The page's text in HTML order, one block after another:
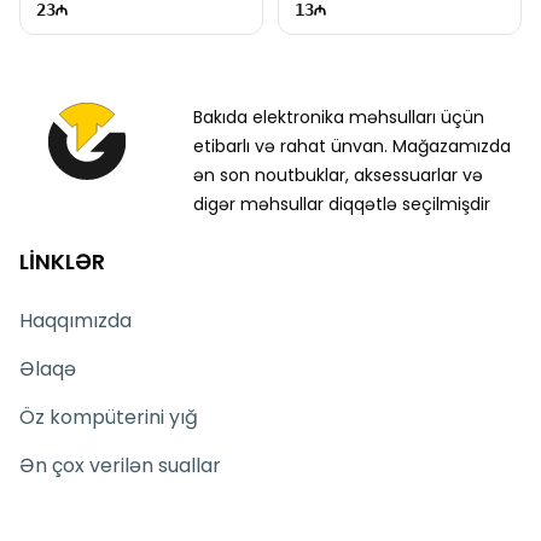
23 13
Bakıda elektronika məhsulları üçün
etibarlı və rahat ünvan. Mağazamızda
ən son noutbuklar, aksessuarlar və
digər məhsullar diqqətlə seçilmişdir
LİNKLƏR
Haqqımızda
Əlaqə
Öz kompüterini yığ
Ən çox verilən suallar